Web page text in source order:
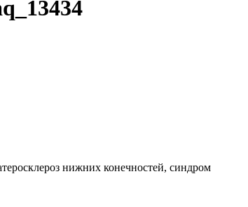
нижних конечностей, синдром